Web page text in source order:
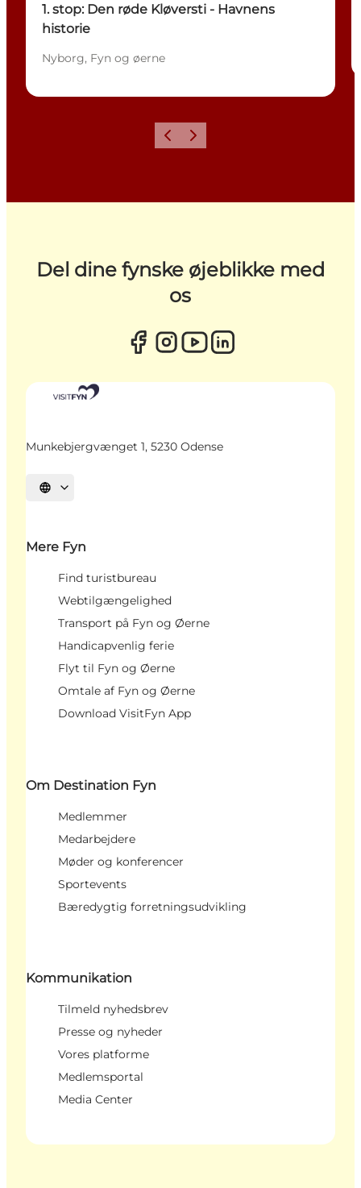
1. stop: Den røde Kløversti - Havnens
historie
Nyborg, Fyn og øerne
ForrigeNæste
Del dine fynske øjeblikke med
os
Munkebjergvænget 1, 5230 Odense
Vælg sprog
Mere Fyn
Find turistbureau
Webtilgængelighed
Transport på Fyn og Øerne
Handicapvenlig ferie
Flyt til Fyn og Øerne
Omtale af Fyn og Øerne
Download VisitFyn App
Om Destination Fyn
Medlemmer
Medarbejdere
Møder og konferencer
Sportevents
Bæredygtig forretningsudvikling
Kommunikation
Tilmeld nyhedsbrev
Presse og nyheder
Vores platforme
Medlemsportal
Media Center